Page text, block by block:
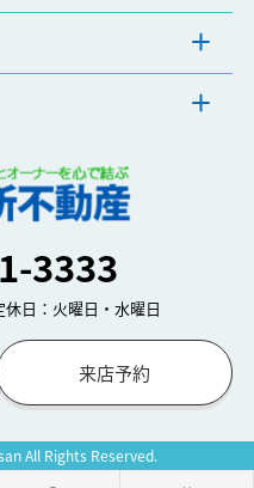
3333
日：火曜日・水曜日
来店予約
All Rights Reserved.